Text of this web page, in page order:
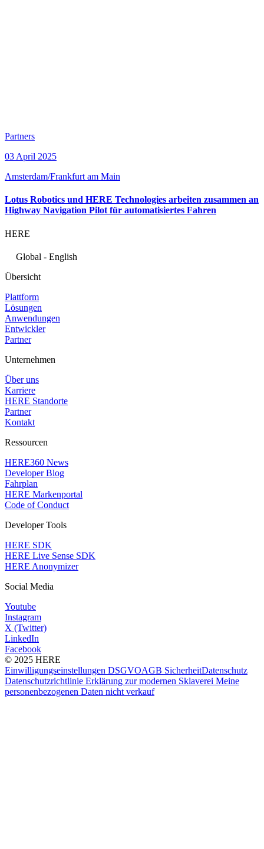
Partners
03 April 2025
Amsterdam/Frankfurt am Main
Lotus Robotics und HERE Technologies arbeiten zusammen an
Highway Navigation Pilot für automatisiertes Fahren
HERE
Global - English
Übersicht
Plattform
Lösungen
Anwendungen
Entwickler
Partner
Unternehmen
Über uns
Karriere
HERE Standorte
Partner
Kontakt
Ressourcen
HERE360 News
Developer Blog
Fahrplan
HERE Markenportal
Code of Conduct
Developer Tools
HERE SDK
HERE Live Sense SDK
HERE Anonymizer
Social Media
Youtube
Instagram
X (Twitter)
LinkedIn
Facebook
© 2025 HERE
Einwilligungseinstellungen DSGVOAGB SicherheitDatenschutz
Datenschutzrichtlinie Erklärung zur modernen Sklaverei Meine
personenbezogenen Daten nicht verkauf